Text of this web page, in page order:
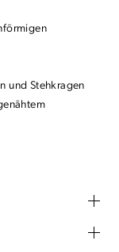
und Stehkragen